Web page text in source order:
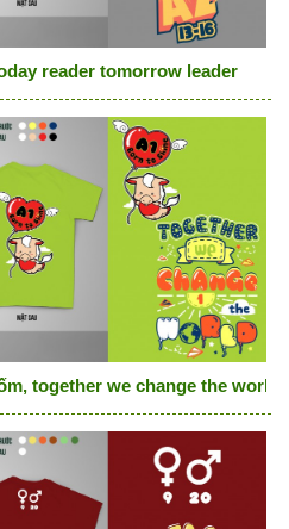
reader tomorrow leader
together we change the